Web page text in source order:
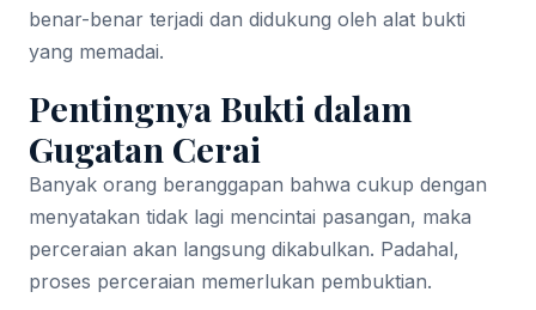
benar-benar terjadi dan didukung oleh alat bukti
yang memadai.
Pentingnya Bukti dalam
Gugatan Cerai
Banyak orang beranggapan bahwa cukup dengan
menyatakan tidak lagi mencintai pasangan, maka
perceraian akan langsung dikabulkan. Padahal,
proses perceraian memerlukan pembuktian.